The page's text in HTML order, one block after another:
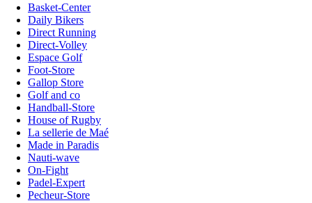
Basket-Center
Daily Bikers
Direct Running
Direct-Volley
Espace Golf
Foot-Store
Gallop Store
Golf and co
Handball-Store
House of Rugby
La sellerie de Maé
Made in Paradis
Nauti-wave
On-Fight
Padel-Expert
Pecheur-Store